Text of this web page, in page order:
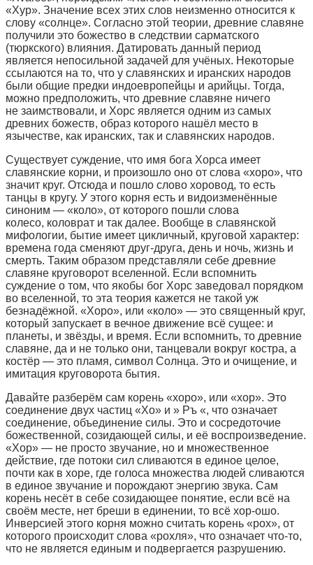
«Хур». Значение всех этих слов неизменно относится к
слову «солнце». Согласно этой теории, древние славяне
получили это божество в следствии сарматского
(тюркского) влияния. Датировать данный период
является непосильной задачей для учёных. Некоторые
ссылаются на то, что у славянских и иранских народов
были общие предки индоевропейцы и арийцы. Тогда,
можно предположить, что древние славяне ничего
не заимствовали, и Хорс является одним из самых
древних божеств, образ которого нашёл место в
язычестве, как иранских, так и славянских народов.
Существует суждение, что имя бога Хорса имеет
славянские корни, и произошло оно от слова «хоро», что
значит круг. Отсюда и пошло слово хоровод, то есть
танцы в кругу. У этого корня есть и видоизменённые
синоним — «коло», от которого пошли слова
колесо, коловрат и так далее. Вообще в славянской
мифологии, бытие имеет цикличный, круговой характер:
времена года сменяют друг-друга, день и ночь, жизнь и
смерть. Таким образом представляли себе древние
славяне круговорот вселенной. Если вспомнить
суждение о том, что якобы бог Хорс заведовал порядком
во вселенной, то эта теория кажется не такой уж
безнадёжной. «Хоро», или «коло» — это священный круг,
который запускает в вечное движение всё сущее: и
планеты, и звёзды, и время. Если вспомнить, то древние
славяне, да и не только они, танцевали вокруг костра, а
костёр — это пламя, символ Солнца. Это и очищение, и
имитация круговорота бытия.
Давайте разберём сам корень «хоро», или «хор». Это
соединение двух частиц «Хо» и » Ръ «, что означает
соединение, объединение силы. Это и сосредоточие
божественной, созидающей силы, и её воспроизведение.
«Хор» — не просто звучание, но и множественное
действие, где потоки сил сливаются в единое целое,
почти как в хоре, где голоса множества людей сливаются
в единое звучание и порождают энергию звука. Сам
корень несёт в себе созидающее понятие, если всё на
своём месте, нет бреши в единении, то всё хор-ошо.
Инверсией этого корня можно считать корень «рох», от
которого происходит слова «рохля», что означает что-то,
что не является единым и подвергается разрушению.